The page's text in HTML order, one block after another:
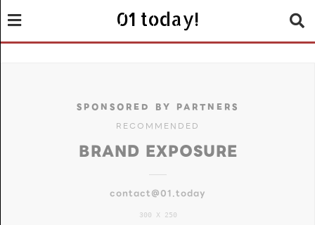
01 today!
SPONSORED BY PARTNERS
RECOMMENDED
BRAND EXPOSURE
contact@01.today
300 X 250